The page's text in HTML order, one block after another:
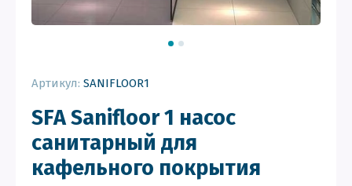
Артикул: SANIFLOOR1
SFA Sanifloor 1 насос
санитарный для
кафельного покрытия